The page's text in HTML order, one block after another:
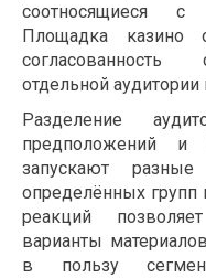
соотносящиеся с
Площадка казино
согласованность
отдельной аудитории
Разделение
предположений и
запускают
определённых групп
реакций
варианты
в пользу